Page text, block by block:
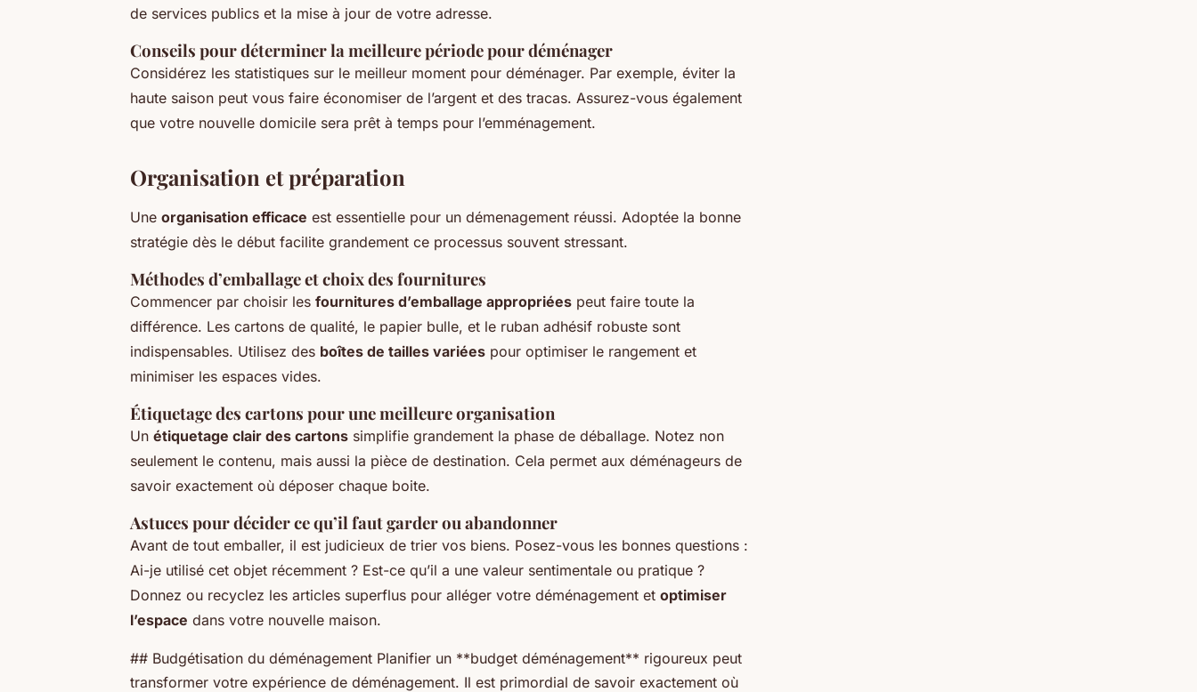
de services publics et la mise à jour de votre adresse.
Conseils pour déterminer la meilleure période pour déménager
Considérez les statistiques sur le meilleur moment pour déménager. Par exemple, éviter la
haute saison peut vous faire économiser de l’argent et des tracas. Assurez-vous également
que votre nouvelle domicile sera prêt à temps pour l’emménagement.
Organisation et préparation
Une organisation efficace est essentielle pour un démenagement réussi. Adoptée la bonne
stratégie dès le début facilite grandement ce processus souvent stressant.
Méthodes d’emballage et choix des fournitures
Commencer par choisir les fournitures d’emballage appropriées peut faire toute la
différence. Les cartons de qualité, le papier bulle, et le ruban adhésif robuste sont
indispensables. Utilisez des boîtes de tailles variées pour optimiser le rangement et
minimiser les espaces vides.
Étiquetage des cartons pour une meilleure organisation
Un étiquetage clair des cartons simplifie grandement la phase de déballage. Notez non
seulement le contenu, mais aussi la pièce de destination. Cela permet aux déménageurs de
savoir exactement où déposer chaque boite.
Astuces pour décider ce qu’il faut garder ou abandonner
Avant de tout emballer, il est judicieux de trier vos biens. Posez-vous les bonnes questions :
Ai-je utilisé cet objet récemment ? Est-ce qu’il a une valeur sentimentale ou pratique ?
Donnez ou recyclez les articles superflus pour alléger votre déménagement et optimiser
l’espace dans votre nouvelle maison.
## Budgétisation du déménagement Planifier un **budget déménagement** rigoureux peut
transformer votre expérience de déménagement. Il est primordial de savoir exactement où